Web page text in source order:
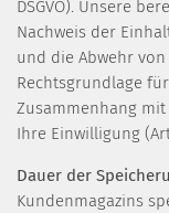
DSGVO). Unsere
Nachweis der
und die Abwehr
Rechtsgrundlage
Zusammenhang
Ihre Einwilligung
Dauer der
Kundenmagazins